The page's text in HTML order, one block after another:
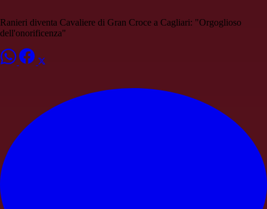
Ranieri diventa Cavaliere di Gran Croce a Cagliari: "Orgoglioso
dell'onorificenza"